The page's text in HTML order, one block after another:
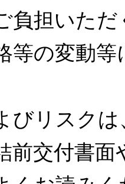
負担いた
等の変動
びリスク
前交付書